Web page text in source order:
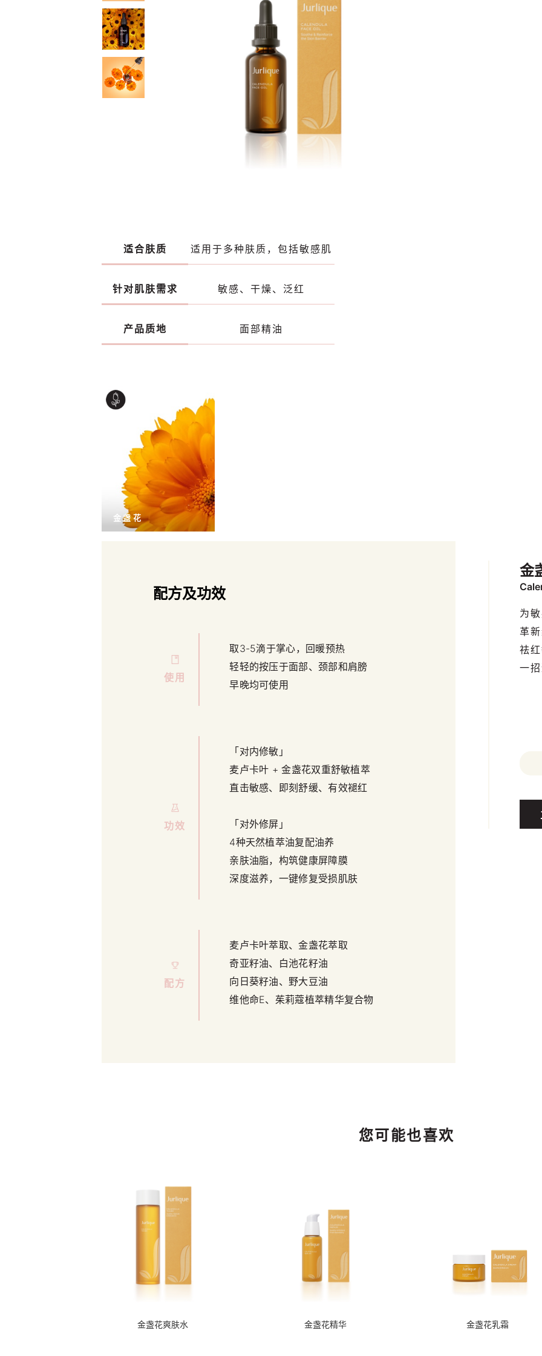
金
为
革
祛
一
适合肤质 适用于多种肤质，包括敏感肌
针对肌肤需求 敏感、干燥、泛红
产品质地 面部精油
金盏花
配方及功效
使用
取3-5滴于掌心，回暖预热
轻轻的按压于面部、颈部和肩膀
早晚均可使用
功效
「对内修敏」
麦卢卡叶 + 金盏花双重舒敏植萃
直击敏感、即刻舒缓、有效褪红
「对外修屏」
4种天然植萃油复配油养
亲肤油脂，构筑健康屏障膜
深度滋养，一键修复受损肌肤
配方
麦卢卡叶萃取、金盏花萃取
奇亚籽油、白池花籽油
向日葵籽油、野大豆油
维他命E、茱莉蔻植萃精华复合物
您可能也喜欢
金盏花爽肤水 金盏花精华 金盏花乳霜